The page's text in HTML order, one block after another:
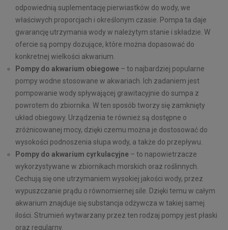
odpowiednią suplementację pierwiastków do wody, we
właściwych proporcjach i określonym czasie. Pompa ta daje
gwarancję utrzymania wody w należytym stanie i składzie. W
ofercie są pompy dozujące, które można dopasować do
konkretnej wielkości akwarium.
Pompy do akwarium obiegowe – to najbardziej popularne
pompy wodne stosowane w akwariach. Ich zadaniem jest
pompowanie wody spływającej grawitacyjnie do sumpa z
powrotem do zbiornika. W ten sposób tworzy się zamknięty
układ obiegowy. Urządzenia te również są dostępne o
zróżnicowanej mocy, dzięki czemu można je dostosować do
wysokości podnoszenia słupa wody, a także do przepływu.
Pompy do akwarium cyrkulacyjne – to napowietrzacze
wykorzystywane w zbiornikach morskich oraz roślinnych.
Cechują się one utrzymaniem wysokiej jakości wody, przez
wypuszczanie prądu o równomiernej sile. Dzięki temu w całym
akwarium znajduje się substancja odżywcza w takiej samej
ilości. Strumień wytwarzany przez ten rodzaj pompy jest płaski
oraz regularny.